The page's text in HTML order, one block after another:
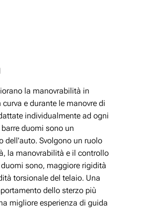
la manovrabilità in
e durante le manovre di
individualmente ad ogni
duomi sono un
dell'auto. Svolgono un ruolo
la manovrabilità e il controllo
sono, maggiore rigidità
torsionale del telaio. Una
dello sterzo più
migliore esperienza di guida